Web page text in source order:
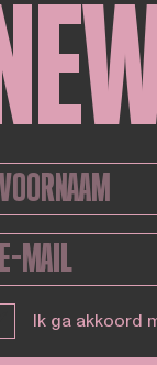
Ik ga akkoord